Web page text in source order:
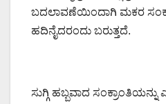
ಬದಲಾವಣೆಯಿಂದಾಗಿ ಮಕರ
ಹದಿನೈದರಂದು ಬರುತ್ತದೆ.
ಸುಗ್ಗಿ ಹಬ್ಬವಾದ